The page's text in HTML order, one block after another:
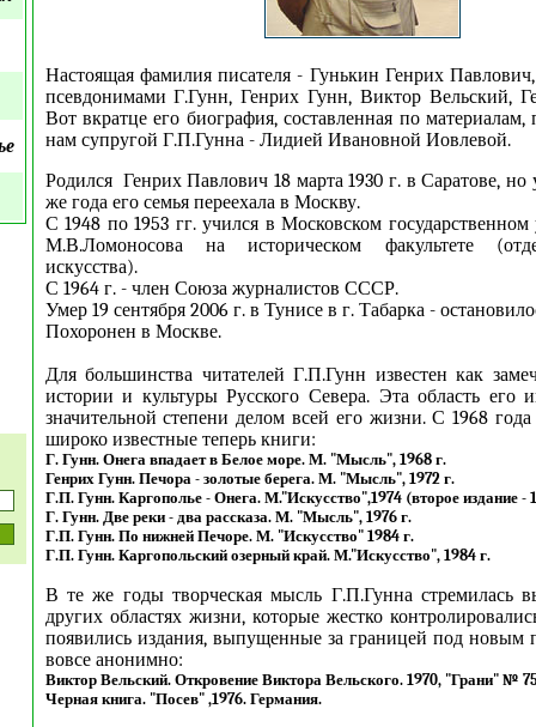
Настоящая фамилия писателя - Гунькин Генрих
псевдонимами Г.Гунн, Генрих Гунн, Виктор Вельский,
Вот вкратце его биография, составленная по материалам,
нам супругой Г.П.Гунна - Лидией Ивановной Иовлевой.
Родился Генрих Павлович 18 марта 1930 г. в Саратове, но
же года его семья переехала в Москву.
С 1948 по 1953 гг. учился в Московском государственном
М.В.Ломоносова на историческом факультете
искусства).
С 1964 г. - член Союза журналистов СССР.
Умер 19 сентября 2006 г. в Тунисе в г. Табарка -
Похоронен в Москве.
Для большинства читателей Г.П.Гунн известен как
истории и культуры Русского Севера. Эта область его
значительной степени делом всей его жизни. С 1968
широко известные теперь книги:
Г. Гунн. Онега впадает в Белое море. М. "Мысль", 1968 г.
Генрих Гунн. Печора - золотые берега. М. "Мысль", 1972 г.
Г.П. Гунн. Каргополье - Онега. М."Искусство",1974 (второе издание -
Г. Гунн. Две реки - два рассказа. М. "Мысль", 1976 г.
Г.П. Гунн. По нижней Печоре. М. "Искусство" 1984 г.
Г.П. Гунн. Каргопольский озерный край. М."Искусство", 1984 г.
В те же годы творческая мысль Г.П.Гунна стремилась
других областях жизни, которые жестко
появились издания, выпущенные за границей под новым
вовсе анонимно:
Виктор Вельский. Откровение Виктора Вельского. 1970, "Грани" №
Черная книга. "Посев" ,1976. Германия.